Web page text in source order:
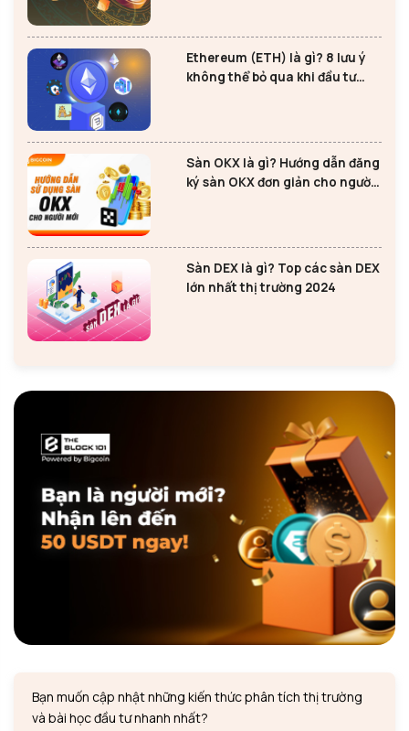
Ethereum (ETH) là gì? 8 lưu ý
không thể bỏ qua khi đầu tư
Sàn OKX là gì? Hướng dẫn đăng
ký sàn OKX đơn giản cho người
Sàn DEX là gì? Top các sàn DEX
lớn nhất thị trường 2024
Bạn muốn cập nhật những kiến thức phân tích thị trường
và bài học đầu tư nhanh nhất?